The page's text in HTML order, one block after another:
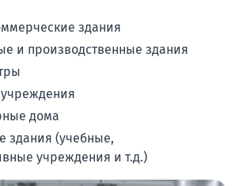
здания
и производственные здания
дома
здания (учебные,
учреждения и т.д.)